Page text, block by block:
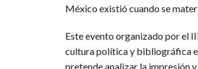
México existió cuando se
Este evento organizado por el
cultura política y bibliográfica
pretende analizar la impresión